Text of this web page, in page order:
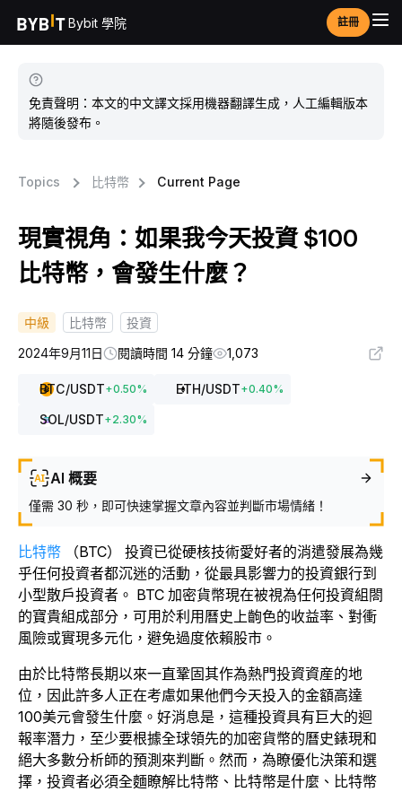
Bybit 學院 註冊
免責聲明：本文的中文譯文採用機器翻譯生成，人工編輯版本
將隨後發布。
Topics 比特幣 Current Page
現實視角：如果我今天投資 $100
比特幣，會發生什麼？
中級 比特幣
投資
2024年9月11日
閱讀時間 14 分鐘 1,073
BTC/USDT+0.50% ETH/USDT+0.40%
SOL/USDT+2.30%
AI 概要
僅需 30 秒，即可快速掌握文章內容並判斷市場情緒！
比特幣 （BTC） 投資已從硬核技術愛好者的消遣發展為幾
乎任何投資者都沉迷的活動，從最具影響力的投資銀行到
小型散戶投資者。 BTC 加密貨幣現在被視為任何投資組閤
的寶貴組成部分，可用於利用曆史上齣色的收益率、對衝
風險或實現多元化，避免過度依賴股市。
由於比特幣長期以來一直鞏固其作為熱門投資資産的地
位，因此許多人正在考慮如果他們今天投入的金額高達
100美元會發生什麼。好消息是，這種投資具有巨大的迴
報率潛力，至少要根據全球領先的加密貨幣的曆史錶現和
絕大多數分析師的預測來判斷。然而，為瞭優化決策和選
擇，投資者必須全麵瞭解比特幣、比特幣是什麼、比特幣